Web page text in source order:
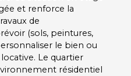
et renforce la
de
(sols, peintures,
le bien ou
Le quartier
résidentiel